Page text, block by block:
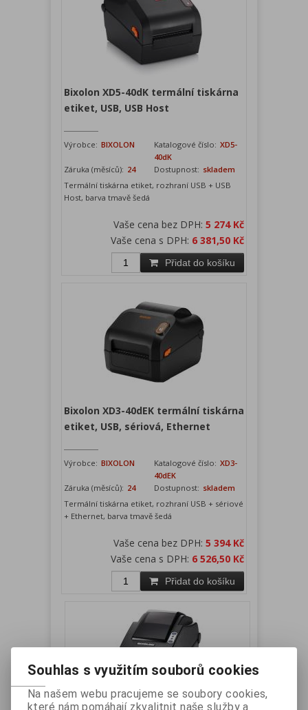
Bixolon XD5-40dK termální tiskárna
etiket, USB, USB Host
Výrobce: BIXOLON Katalogové číslo: XD5-
40dK
Záruka (měsíců): 24 Dostupnost: skladem
Termální tiskárna etiket, rozhraní USB + USB
Host, barva tmavě šedá
Vaše cena bez DPH: 5 274 Kč
Vaše cena s DPH: 6 381,50 Kč
Přidat do košíku
Bixolon XD3-40dEK termální tiskárna
etiket, USB, sériová, Ethernet
Výrobce: BIXOLON Katalogové číslo: XD3-
40dEK
Záruka (měsíců): 24 Dostupnost: skladem
Termální tiskárna etiket, rozhraní USB + sériové
+ Ethernet, barva tmavě šedá
Vaše cena bez DPH: 5 394 Kč
Vaše cena s DPH: 6 526,50 Kč
Přidat do košíku
Souhlas s využitím souborů cookies
Na našem webu pracujeme se soubory cookies,
které nám pomáhají zkvalitnit naše služby a